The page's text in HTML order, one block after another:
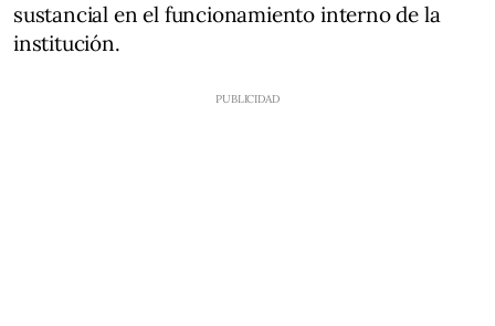
sustancial en el funcionamiento interno de la
institución.